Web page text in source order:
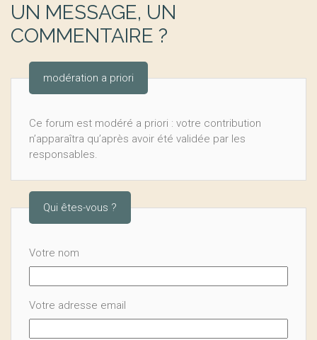
UN MESSAGE, UN
COMMENTAIRE ?
modération a priori
Ce forum est modéré a priori : votre contribution
n’apparaîtra qu’après avoir été validée par les
responsables.
Qui êtes-vous ?
Votre nom
Votre adresse email